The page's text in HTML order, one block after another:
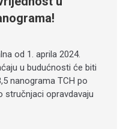
od 1. aprila 2024.
u budućnosti će biti
nanograma TCH po
stručnjaci opravdavaju